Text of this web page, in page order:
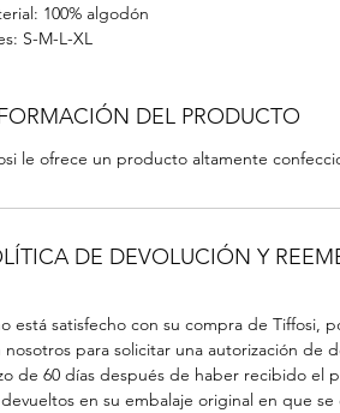
100% algodón
S-M-L-XL
DEL PRODUCTO
le ofrece un producto altamente
DE DEVOLUCIÓN Y
está satisfecho con su compra de Tiffosi,
nosotros para solicitar una autorización de
de 60 días después de haber recibido el
en su embalaje original en que